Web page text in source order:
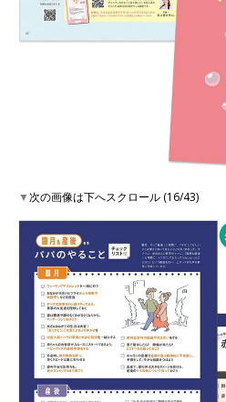
▼次の画像は下へスクロール (16/43)